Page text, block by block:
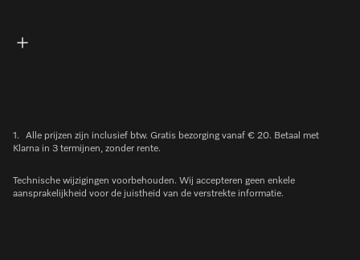
1.
Alle prijzen zijn inclusief btw. Gratis bezorging vanaf € 20. Betaal met
Klarna in 3 termijnen, zonder rente.
Technische wijzigingen voorbehouden. Wij accepteren geen enkele
aansprakelijkheid voor de juistheid van de verstrekte informatie.